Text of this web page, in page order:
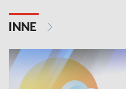
INNE